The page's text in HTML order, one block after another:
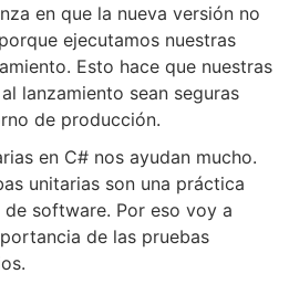
en que la nueva versión no
ejecutamos nuestras
Esto hace que nuestras
lanzamiento sean seguras
de producción.
en C# nos ayudan mucho.
unitarias son una práctica
software. Por eso voy a
de las pruebas